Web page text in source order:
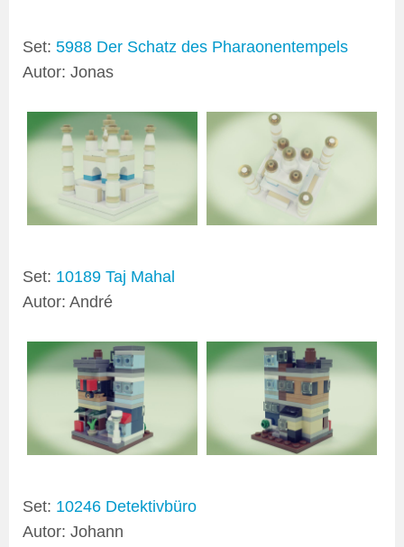
Set: 5988 Der Schatz des Pharaonentempels
Autor: Jonas
Set: 10189 Taj Mahal
Autor: André
Set: 10246 Detektivbüro
Autor: Johann